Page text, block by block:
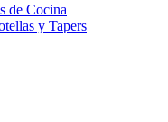
de Cocina
y Tapers